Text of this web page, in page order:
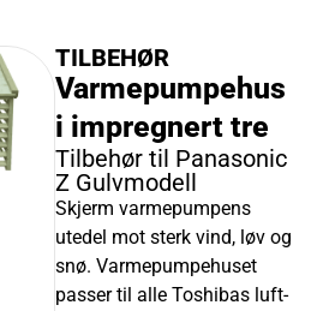
TILBEHØR
Varmepumpehus
i impregnert tre
Tilbehør til ​Panasonic
Z Gulvmodell
Skjerm varmepumpens
utedel mot sterk vind, løv og
snø. Varmepumpehuset
passer til alle Toshibas luft-